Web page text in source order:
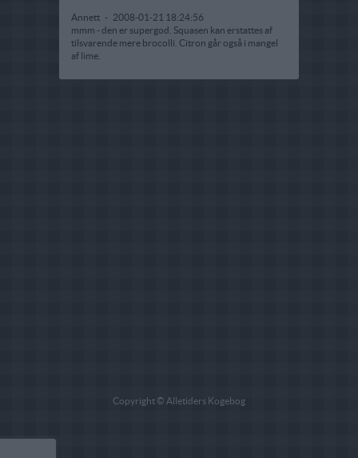
Annett - 2008-01-21 18:24:56
mmm - den er supergod. Squasen kan erstattes af
tilsvarende mere brocolli. Citron går også i mangel
af lime.
Copyright © Alletiders Kogebog